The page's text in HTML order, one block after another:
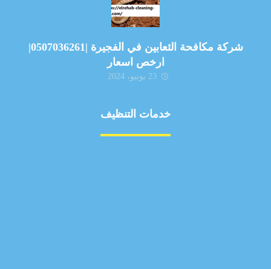
شركة مكافحة الثعابين في الفجيرة |0507036261|
ارخص اسعار
23 يونيو، 2024
خدمات التنظيف